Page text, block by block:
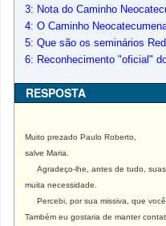
3: Nota do Caminho
4: O Caminho
5: Que são os seminários
6: Reconhecimento "oficial"
RESPOSTA
Muito prezado Paulo Roberto,
salve Maria.
Agradeço-lhe, antes de tudo, suas
muita necessidade.
Percebi, por sua missiva, que você
Também eu gostaria de manter